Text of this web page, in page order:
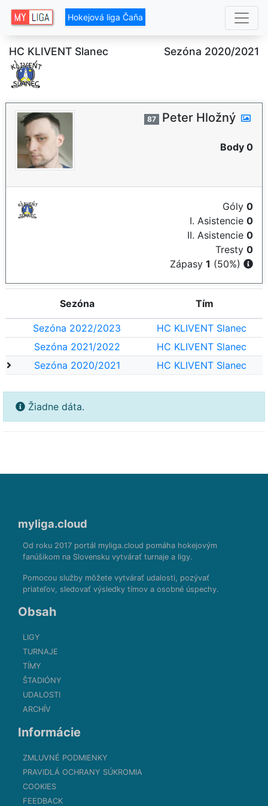
Hokejová liga Čaňa
HC KLIVENT Slanec Sezóna 2020/2021
87 Peter Hložný
Body 0
Góly 0
I. Asistencie 0
II. Asistencie 0
Tresty 0
Zápasy 1 (50%)
Sezóna Tím
Sezóna 2022/2023
HC KLIVENT Slanec
Sezóna 2021/2022
HC KLIVENT Slanec
Sezóna 2020/2021
HC KLIVENT Slanec
Žiadne dáta.
myliga.cloud
Od roku 2017 portál myliga.cloud pomáha hokejovým
fanúšikom na Slovensku vytvárať turnaje a ligy.
Pomocou služby môžete vytvárať udalosti, pozývať
priateľov, sledovať výsledky tímov a osobné úspechy.
Obsah
LIGY
TURNAJE
TÍMY
ŠTADIÓNY
UDALOSTI
ARCHÍV
Informácie
ZMLUVNÉ PODMIENKY
PRAVIDLÁ OCHRANY SÚKROMIA
COOKIES
FEEDBACK